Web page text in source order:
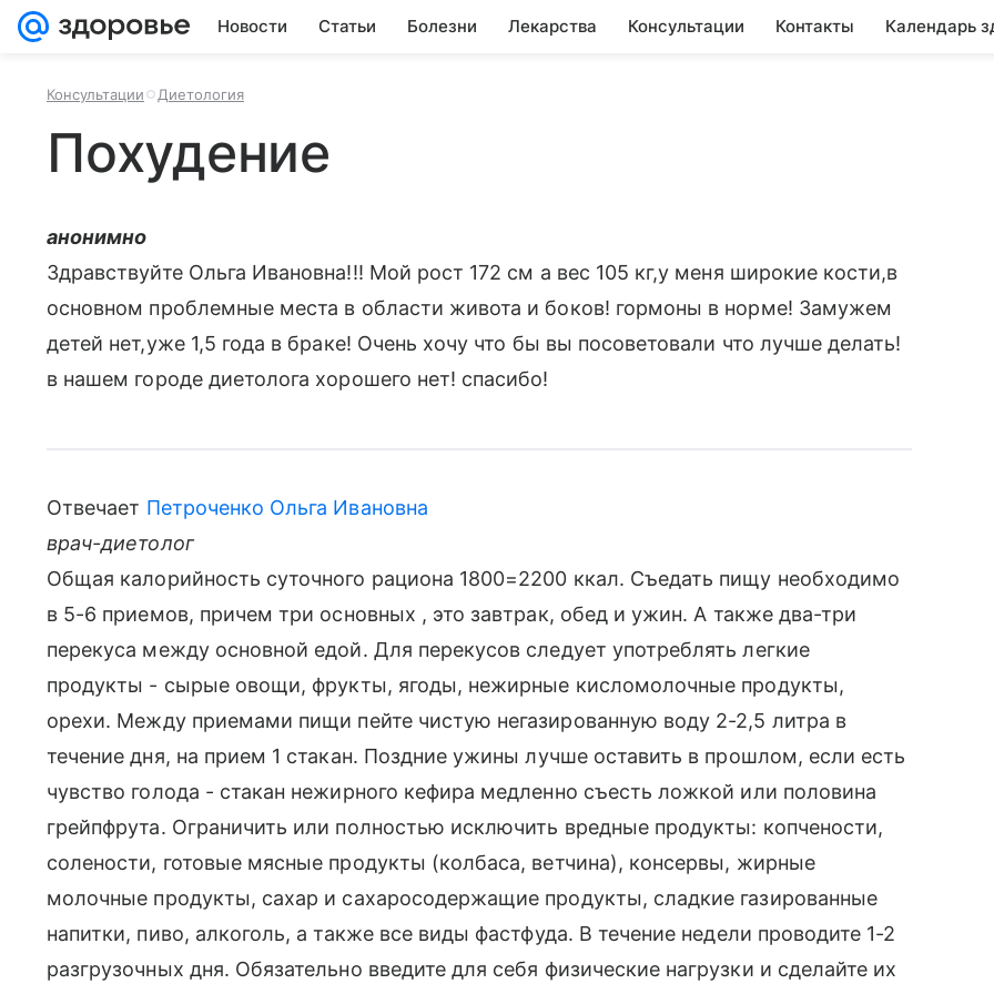
Новости Статьи Болезни Лекарства Консультации Контакты Календарь
Консультации Диетология
Похудение
анонимно
Здравствуйте Ольга Ивановна!!! Мой рост 172 см а вес 105 кг,у меня широкие кости,в
основном проблемные места в области живота и боков! гормоны в норме! Замужем
детей нет,уже 1,5 года в браке! Очень хочу что бы вы посоветовали что лучше делать!
в нашем городе диетолога хорошего нет! спасибо!
Отвечает Петроченко Ольга Ивановна
врач-диетолог
Общая калорийность суточного рациона 1800=2200 ккал. Съедать пищу необходимо
в 5-6 приемов, причем три основных , это завтрак, обед и ужин. А также два-три
перекуса между основной едой. Для перекусов следует употреблять легкие
продукты - сырые овощи, фрукты, ягоды, нежирные кисломолочные продукты,
орехи. Между приемами пищи пейте чистую негазированную воду 2-2,5 литра в
течение дня, на прием 1 стакан. Поздние ужины лучше оставить в прошлом, если есть
чувство голода - стакан нежирного кефира медленно съесть ложкой или половина
грейпфрута. Ограничить или полностью исключить вредные продукты: копчености,
солености, готовые мясные продукты (колбаса, ветчина), консервы, жирные
молочные продукты, сахар и сахаросодержащие продукты, сладкие газированные
напитки, пиво, алкоголь, а также все виды фастфуда. В течение недели проводите 1-2
разгрузочных дня. Обязательно введите для себя физические нагрузки и сделайте их